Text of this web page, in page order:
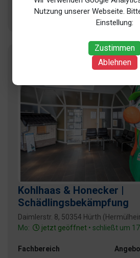
Nutzung unserer Webseite.
Einstellung:
Zustimmen
Ablehnen
Kohlhaas & Honecker |
Schädlingsbekämpfung
Daimlerstr. 8, 50354 Hürth
Mo:
jetzt geöffnet • schließt um
Fachbereich